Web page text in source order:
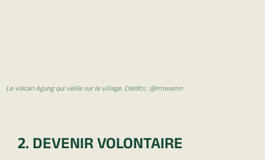
Le volcan Agung qui veille sur le village. Crédits : @rmwamn
2. DEVENIR VOLONTAIRE